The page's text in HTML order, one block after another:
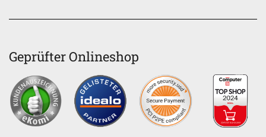
Geprüfter Onlineshop